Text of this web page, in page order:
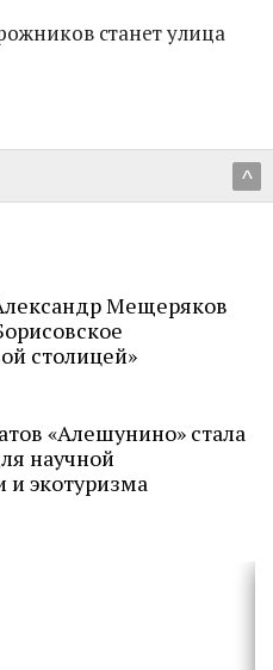
станет улица
^
Мещеряков
столицей»
«Алешунино» стала
научной
и экотуризма